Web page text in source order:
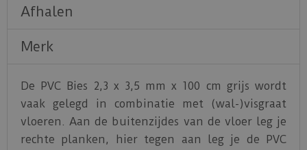
Afhalen
Merk
De PVC Bies 2,3 x 3,5 mm x 100 cm grijs wordt
vaak gelegd in combinatie met (wal-)visgraat
vloeren. Aan de buitenzijdes van de vloer leg je
rechte planken, hier tegen aan leg je de PVC